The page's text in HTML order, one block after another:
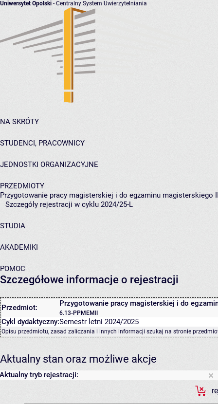
Uniwersytet Opolski - Centralny System Uwierzytelniania
NA SKRÓTY
STUDENCI, PRACOWNICY
JEDNOSTKI ORGANIZACYJNE
PRZEDMIOTY
Przygotowanie pracy magisterskiej i do egzaminu magisterskiego
Szczegóły rejestracji w cyklu 2024/25-L
STUDIA
AKADEMIKI
POMOC
Szczegółowe informacje o rejestracji
Przedmiot: Przygotowanie pracy magisterskiej i do
6.13-PPMEMII
Cykl dydaktyczny:Semestr letni 2024/2025
Opisu przedmiotu, zasad zaliczania i innych informacji szukaj na stronie
Aktualny stan oraz możliwe akcje
Aktualny tryb rejestracji: